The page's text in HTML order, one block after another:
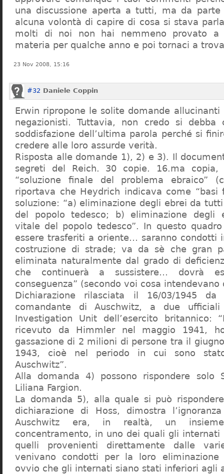
una discussione aperta a tutti, ma da parte
alcuna volontà di capire di cosa si stava
molti di noi non hai nemmeno provato a
materia per qualche anno e poi tornaci a
23 Nov 2008, 15:16
#32 Daniele Coppin
Erwin ripropone le solite domande
negazionisti. Tuttavia, non credo si debba
soddisfazione dell’ultima parola perché si
credere alle loro assurde verità.
Risposta alle domande 1), 2) e 3). Il
segreti del Reich. 30 copie. 16.ma copia,
“soluzione finale del problema ebraico”
riportava che Heydrich indicava come “basi
soluzione: “a) eliminazione degli ebrei da
del popolo tedesco; b) eliminazione degli
vitale del popolo tedesco”. In questo
essere trasferiti a oriente… saranno condotti
costruzione di strade; va da sè che gran
eliminata naturalmente dal grado di
che continuerà a sussistere… dovrà
conseguenza” (secondo voi cosa intendevano
Dichiarazione rilasciata il 16/03/1945
comandante di Auschwitz, a due
Investigation Unit dell’esercito britannico:
ricevuto da Himmler nel maggio 1941,
gassazione di 2 milioni di persone tra il
1943, cioè nel periodo in cui sono
Auschwitz”.
Alla domanda 4) possono rispondere solo
Liliana Fargion.
La domanda 5), alla quale si può
dichiarazione di Hoss, dimostra
Auschwitz era, in realtà, un
concentramento, in uno dei quali gli
quelli provenienti direttamente dalle
venivano condotti per la loro eliminazione
ovvio che gli internati siano stati inferiori agli